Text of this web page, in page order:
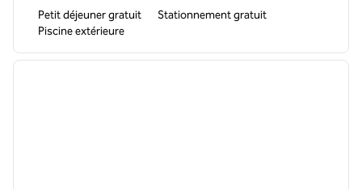
Petit déjeuner gratuit
Stationnement gratuit
Piscine extérieure
1 sur 12